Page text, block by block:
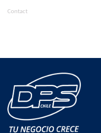
Contact